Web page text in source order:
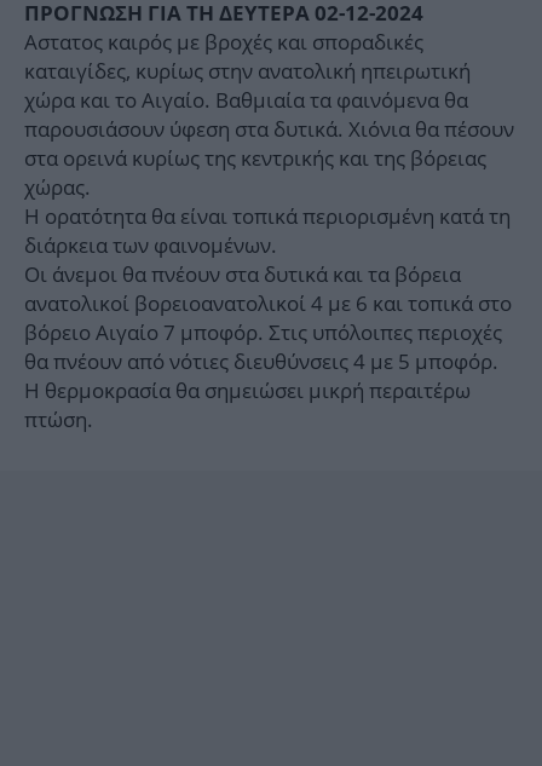
ΠΡΟΓΝΩΣΗ ΓΙΑ ΤΗ ΔΕΥΤΕΡΑ 02-12-2024
Αστατος καιρός με βροχές και σποραδικές
καταιγίδες, κυρίως στην ανατολική ηπειρωτική
χώρα και το Αιγαίο. Βαθμιαία τα φαινόμενα θα
παρουσιάσουν ύφεση στα δυτικά. Χιόνια θα πέσουν
στα ορεινά κυρίως της κεντρικής και της βόρειας
χώρας.
Η ορατότητα θα είναι τοπικά περιορισμένη κατά τη
διάρκεια των φαινομένων.
Οι άνεμοι θα πνέουν στα δυτικά και τα βόρεια
ανατολικοί βορειοανατολικοί 4 με 6 και τοπικά στο
βόρειο Αιγαίο 7 μποφόρ. Στις υπόλοιπες περιοχές
θα πνέουν από νότιες διευθύνσεις 4 με 5 μποφόρ.
Η θερμοκρασία θα σημειώσει μικρή περαιτέρω
πτώση.